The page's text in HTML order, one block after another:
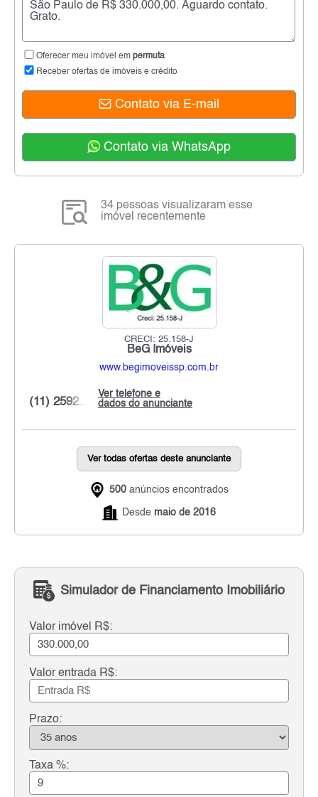
Oferecer meu imóvel em permuta
Receber ofertas de imóveis e crédito
Contato via E-mail
Contato via WhatsApp
34 pessoas visualizaram esse
imóvel recentemente
CRECI: 25.158-J
BeG Imóveis
www.begimoveissp.com.br
Ver telefone e
dados do anunciante
(11) 2592...
Ver todas ofertas deste anunciante
500 anúncios encontrados
Desde maio de 2016
Simulador de Financiamento Imobiliário
Valor imóvel R$:
Valor entrada R$:
Prazo:
Taxa %: